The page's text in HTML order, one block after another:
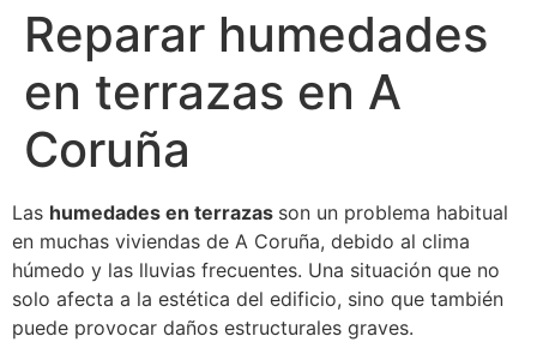
Reparar humedades
en terrazas en A
Coruña
Las humedades en terrazas son un problema habitual
en muchas viviendas de A Coruña, debido al clima
húmedo y las lluvias frecuentes. Una situación que no
solo afecta a la estética del edificio, sino que también
puede provocar daños estructurales graves.